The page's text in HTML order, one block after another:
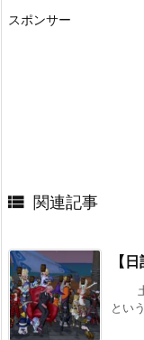
スポンサー
 関連記事
【
土
とい